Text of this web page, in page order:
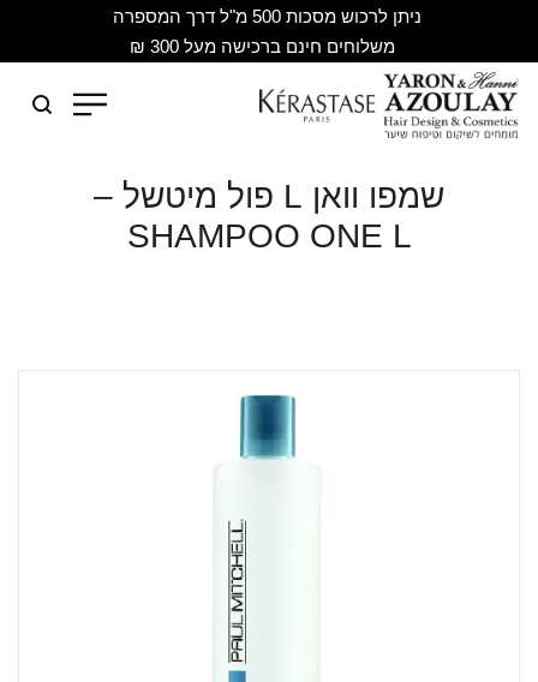
ניתן לרכוש מסכות 500 מ"ל דרך המספרה
משלוחים חינם ברכישה מעל 300 ₪
שמפו וואן L פול מיטשל –
SHAMPOO ONE L